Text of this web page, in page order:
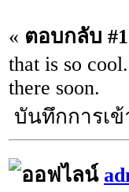
« ตอบกลับ
that is so
there soon.
บันทึกการเข้